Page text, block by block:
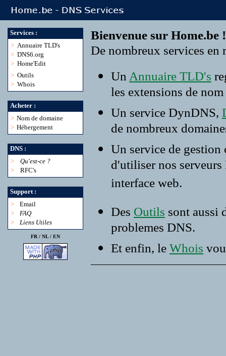
Services :
> Annuaire TLD's
> DNS6.org
> Home'Edit
> Outils
> Whois
Acheter :
> Nom de domaine
> Hébergement
DNS :
>
Qu'est-ce ?
>
RFC's
Support :
>
Email
>
FAQ
>
Liens Utiles
FR / NL/ EN
Bienvenue sur Home.be !
De nombreux services
Un Annuaire TLD's
les extensions de
Un service DynDNS,
de nombreux
Un service de
d'utiliser nos
interface web.
Des Outils sont aussi
problemes DNS.
Et enfin, le Whois